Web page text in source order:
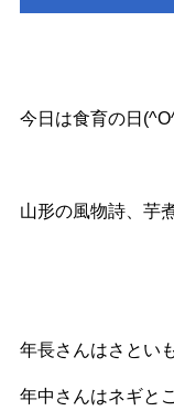
今日は食育の日
山形の風物詩、芋
年長さんはさとい
年中さんはネギと